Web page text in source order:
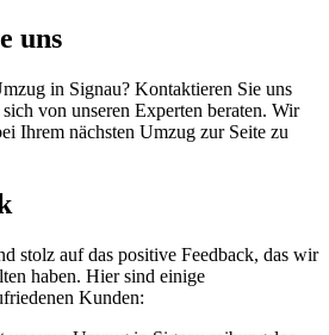
uns
in Signau? Kontaktieren Sie uns
von unseren Experten beraten. Wir
Ihrem nächsten Umzug zur Seite zu
stolz auf das positive Feedback, das wir
haben. Hier sind einige
Kunden: